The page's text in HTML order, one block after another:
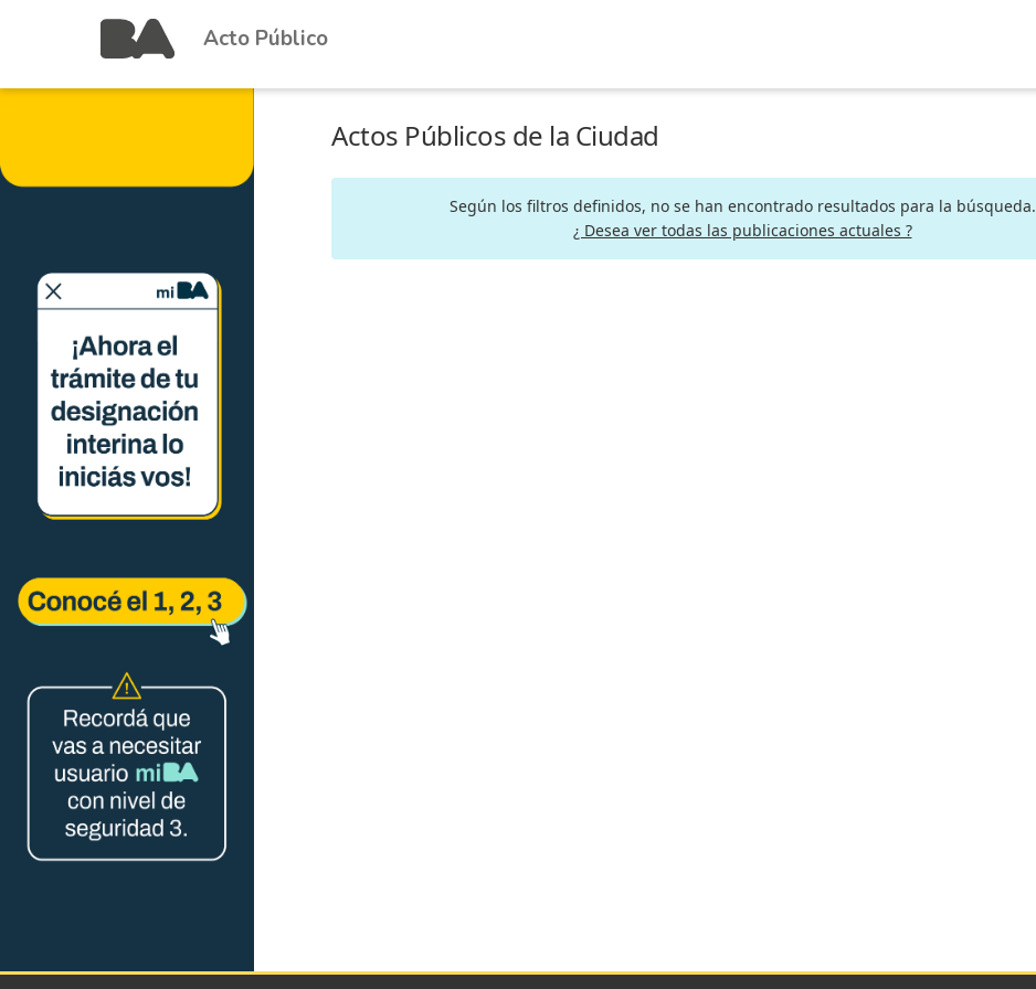
Acto Público
Actos Públicos de la Ciudad
Según los filtros definidos, no se han encontrado resultados para la búsqueda.
¿ Desea ver todas las publicaciones actuales ?